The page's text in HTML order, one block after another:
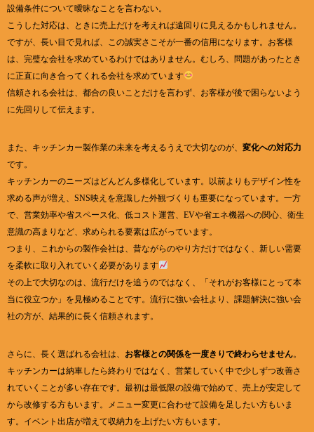
設備条件について曖昧なことを言わない。
こうした対応は、ときに売上だけを考えれば遠回りに見えるかもしれません。
ですが、長い目で見れば、この誠実さこそが一番の信用になります。お客様
は、完璧な会社を求めているわけではありません。むしろ、問題があったとき
に正直に向き合ってくれる会社を求めています
信頼される会社は、都合の良いことだけを言わず、お客様が後で困らないよう
に先回りして伝えます。
また、キッチンカー製作業の未来を考えるうえで大切なのが、 変化への対応力
です。
キッチンカーのニーズはどんどん多様化しています。以前よりもデザイン性を
求める声が増え、SNS映えを意識した外観づくりも重要になっています。一方
で、営業効率や省スペース化、低コスト運営、EVや省エネ機器への関心、衛生
意識の高まりなど、求められる要素は広がっています。
つまり、これからの製作会社は、昔ながらのやり方だけではなく、新しい需要
を柔軟に取り入れていく必要があります
その上で大切なのは、流行だけを追うのではなく、「それがお客様にとって本
当に役立つか」を見極めることです。流行に強い会社より、課題解決に強い会
社の方が、結果的に長く信頼されます。
さらに、長く選ばれる会社は、 お客様との関係を一度きりで終わらせません。
キッチンカーは納車したら終わりではなく、営業していく中で少しずつ改善さ
れていくことが多い存在です。最初は最低限の設備で始めて、売上が安定して
から改修する方もいます。メニュー変更に合わせて設備を足したい方もいま
す。イベント出店が増えて収納力を上げたい方もいます。